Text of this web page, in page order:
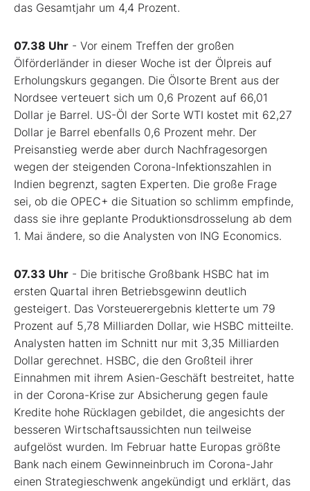
das Gesamtjahr um 4,4 Prozent.
07.38 Uhr - Vor einem Treffen der großen
Ölförderländer in dieser Woche ist der Ölpreis auf
Erholungskurs gegangen. Die Ölsorte Brent aus der
Nordsee verteuert sich um 0,6 Prozent auf 66,01
Dollar je Barrel. US-Öl der Sorte WTI kostet mit 62,27
Dollar je Barrel ebenfalls 0,6 Prozent mehr. Der
Preisanstieg werde aber durch Nachfragesorgen
wegen der steigenden Corona-Infektionszahlen in
Indien begrenzt, sagten Experten. Die große Frage
sei, ob die OPEC+ die Situation so schlimm empfinde,
dass sie ihre geplante Produktionsdrosselung ab dem
1. Mai ändere, so die Analysten von ING Economics.
07.33 Uhr - Die britische Großbank HSBC hat im
ersten Quartal ihren Betriebsgewinn deutlich
gesteigert. Das Vorsteuerergebnis kletterte um 79
Prozent auf 5,78 Milliarden Dollar, wie HSBC mitteilte.
Analysten hatten im Schnitt nur mit 3,35 Milliarden
Dollar gerechnet. HSBC, die den Großteil ihrer
Einnahmen mit ihrem Asien-Geschäft bestreitet, hatte
in der Corona-Krise zur Absicherung gegen faule
Kredite hohe Rücklagen gebildet, die angesichts der
besseren Wirtschaftsaussichten nun teilweise
aufgelöst wurden. Im Februar hatte Europas größte
Bank nach einem Gewinneinbruch im Corona-Jahr
einen Strategieschwenk angekündigt und erklärt, das